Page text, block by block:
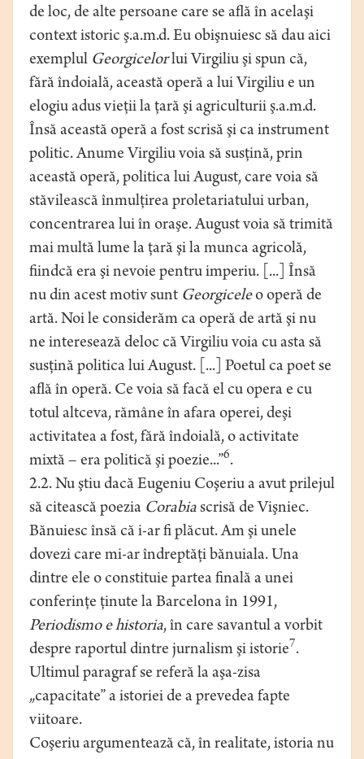
de loc, de alte persoane care se află în acelaşi
context istoric ş.a.m.d. Eu obişnuiesc să dau aici
exemplul Georgicelorlui Virgiliu şi spun că,
fără îndoială, această operă a lui Virgiliu e un
elogiu adus vieţii la ţară şi agriculturii ş.a.m.d.
Însă această operă a fost scrisă şi ca instrument
politic. Anume Virgiliu voia să susţină, prin
această operă, politica lui August, care voia să
stăvilească înmulţirea proletariatului urban,
concentrarea lui în oraşe. August voia să trimită
mai multă lume la ţară şi la munca agricolă,
fiindcă era şi nevoie pentru imperiu. [...] Însă
nu din acest motiv sunt Georgiceleo operă de
artă. Noi le considerăm ca operă de artă şi nu
ne interesează deloc că Virgiliu voia cu asta să
susţină politica lui August. [...] Poetul ca poet se
află în operă. Ce voia să facă el cu opera e cu
totul altceva, rămâne în afara operei, deşi
activitatea a fost, fără îndoială, o activitate
mixtă – era politică şi poezie...”6.
2.2. Nu ştiu dacă Eugeniu Coşeriu a avut prilejul
să citească poezia Corabiascrisă de Vişniec.
Bănuiesc însă că i-ar fi plăcut. Am şi unele
dovezi care mi-ar îndreptăţi bănuiala. Una
dintre ele o constituie partea finală a unei
conferinţe ţinute la Barcelona în 1991,
Periodismo e historia, în care savantul a vorbit
despre raportul dintre jurnalism şi istorie7.
Ultimul paragraf se referă la aşa-zisa
„capacitate” a istoriei de a prevedea fapte
viitoare.
Coşeriu argumentează că, în realitate, istoria nu